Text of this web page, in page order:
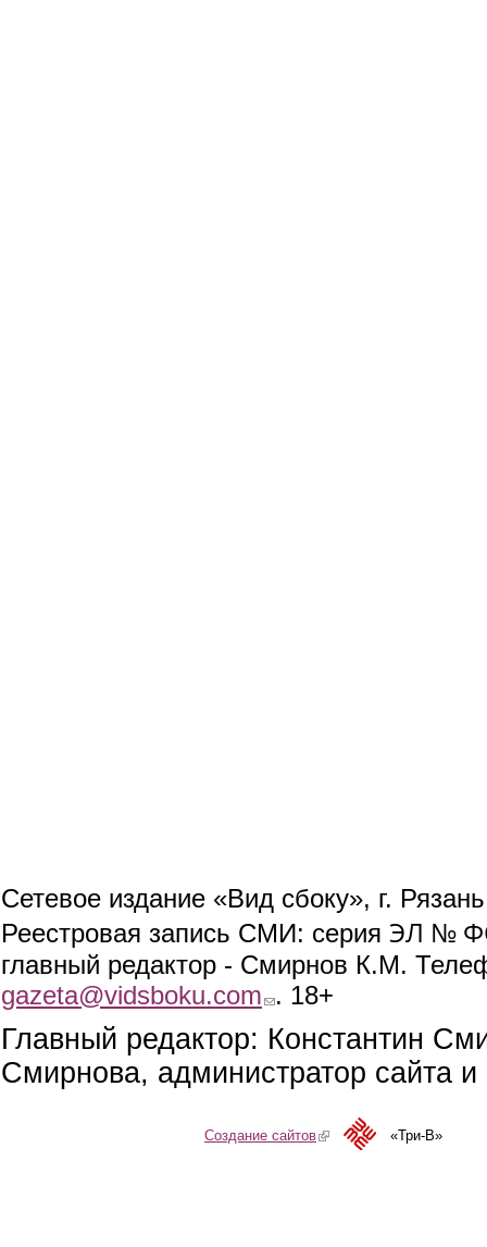
Сетевое издание «Вид сбоку», г.
Реестровая запись СМИ: серия ЭЛ №
главный редактор - Смирнов К.М.
gazeta@vidsboku.com (link sends e-mail)
. 18+
Главный редактор: Константин
Смирнова, администратор сайта
Создание сайтов(link is external)«Три-В»